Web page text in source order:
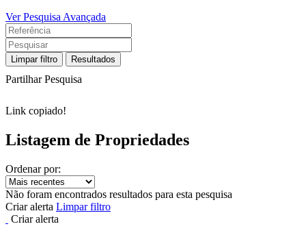
Ver Pesquisa Avançada
Limpar filtro Resultados
Partilhar Pesquisa
Link copiado!
Listagem de Propriedades
Ordenar por:
Não foram encontrados resultados para esta pesquisa
Criar alerta Limpar filtro
Criar alerta